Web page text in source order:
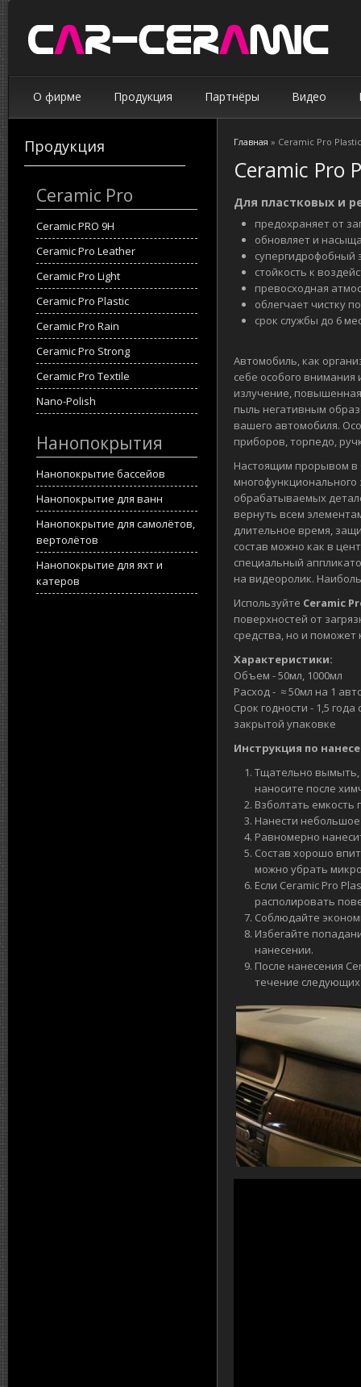
О фирме Продукция Партнёры Видео
Вы здесь
Главная » Ceramic Pro Plastic
Ceramic Pro
Для пластковых и
предохраняет от
обновляет и
супергидрофобный
стойкость к
превосходная
облегчает чистку
срок службы до 6
Автомобиль, как
себе особого внимания
излучение,
пыль негативным
вашего автомобиля.
приборов, торпедо,
Настоящим прорывом в
обрабатываемых
вернуть всем
длительное время,
состав можно как в
специальный
на видеоролик.
Используйте Сeramic
поверхностей от
средства, но и
Характеристики:
Объем - 50мл, 1000мл
Расход - ≈ 50мл на 1
Срок годности - 1,5
закрытой упаковке
Инструкция по
Тщательно вымыть,
наносите после
Взболтать емкость
Нанести небольшое
Равномерно
Состав хорошо
можно убрать
Если Ceramic Pro
располировать
Соблюдайте
Избегайте
нанесении.
После нанесения
течение следующих
Продукция
Ceramic Pro
Ceramic PRO 9H
Ceramic Pro Leather
Ceramic Pro Light
Ceramic Pro Plastic
Ceramic Pro Rain
Ceramic Pro Strong
Ceramic Pro Textile
Nano-Polish
Нанопокрытия
Нанопокрытие бассейов
Нанопокрытие для ванн
Нанопокрытие для самолётов,
вертолётов
Нанопокрытие для яхт и
катеров